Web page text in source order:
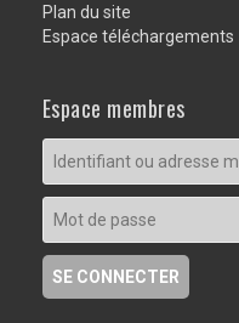
Plan du site
Espace téléchargements
Espace membres